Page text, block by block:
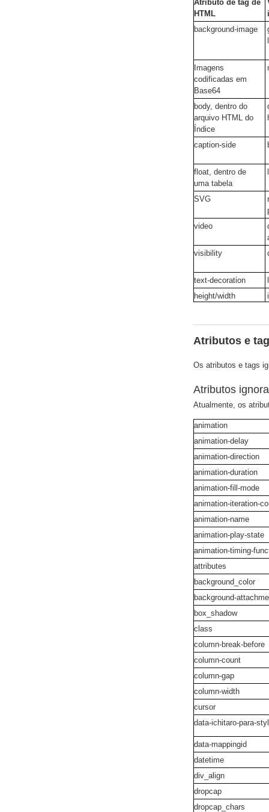
Atributo de tag de
HTML
background-image
Imagens
codificadas em
Base64
body, dentro do
arquivo HTML do
Índice
caption-side
float, dentro de
uma tabela
SVG
video
visibility
text-decoration
height/width
Atributos e
Os atributos e tags
Atributos
Atualmente, os
animation
animation-delay
animation-direction
animation-duration
animation-fill-mode
animation-iteration-
animation-name
animation-play-state
animation-timing-
attributes
background_color
background-
box_shadow
class
column-break-before
column-count
column-gap
column-width
cursor
data-ichitaro-para-
data-mappingid
datetime
div_align
dropcap
dropcap_chars